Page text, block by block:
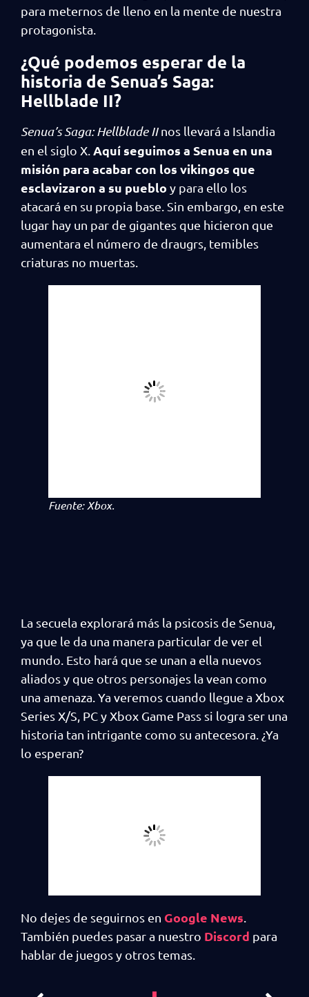
para meternos de lleno en la mente de nuestra
protagonista.
¿Qué podemos esperar de la
historia de Senua’s Saga:
Hellblade II?
Senua’s Saga: Hellblade IInos llevará a Islandia
en el siglo X. Aquí seguimos a Senua en una
misión para acabar con los vikingos que
esclavizaron a su pueblo y para ello los
atacará en su propia base. Sin embargo, en este
lugar hay un par de gigantes que hicieron que
aumentara el número de draugrs, temibles
criaturas no muertas.
Fuente: Xbox.
La secuela explorará más la psicosis de Senua,
ya que le da una manera particular de ver el
mundo. Esto hará que se unan a ella nuevos
aliados y que otros personajes la vean como
una amenaza. Ya veremos cuando llegue a Xbox
Series X/S, PC y Xbox Game Pass si logra ser una
historia tan intrigante como su antecesora. ¿Ya
lo esperan?
No dejes de seguirnos en Google News
También puedes pasar a nuestro Discord para
hablar de juegos y otros temas.